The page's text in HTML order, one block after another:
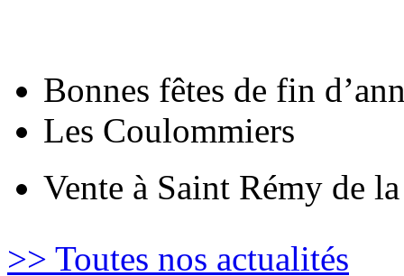
Bonnes fêtes de fin
Les Coulommiers
Vente à Saint Rémy de
>> Toutes nos actualités